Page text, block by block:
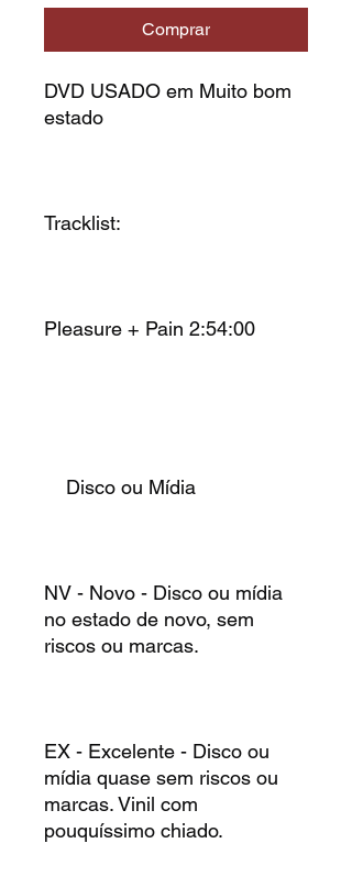
Comprar
DVD USADO em Muito bom
estado
Tracklist:
Pleasure + Pain 2:54:00
Disco ou Mídia
NV - Novo - Disco ou mídia
no estado de novo, sem
riscos ou marcas.
EX - Excelente - Disco ou
mídia quase sem riscos ou
marcas. Vinil com
pouquíssimo chiado.